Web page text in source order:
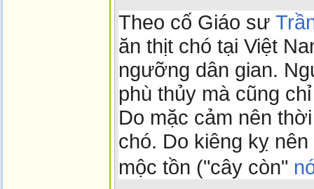
Theo cố Giáo sư
ăn thịt chó tại Việt
ngưỡng dân gian.
phù thủy mà cũng
Do mặc cảm nên
chó. Do kiêng kỵ
mộc tồn ("cây còn"